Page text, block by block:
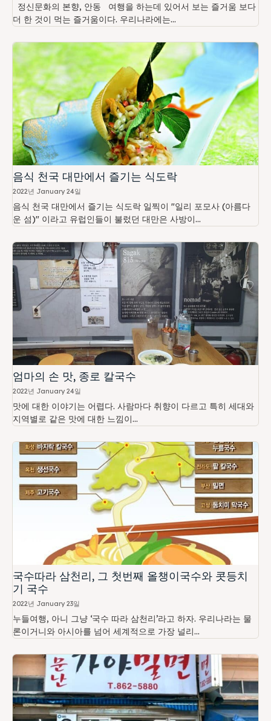
정신문화의 본향, 안동 여행을 하는데 있어서 보는 즐거움 보다
더 한 것이 먹는 즐거움이다. 우리나라에는...
음식 천국 대만에서 즐기는 식도락
2022년 January 24일
음식 천국 대만에서 즐기는 식도락 일찍이 "일리 포모사 (아름다
운 섬)" 이라고 유럽인들이 불렀던 대만은 사방이...
엄마의 손 맛, 종로 칼국수
2022년 January 24일
맛에 대한 이야기는 어렵다. 사람마다 취향이 다르고 특히 세대와
지역별로 같은 맛에 대한 느낌이...
국수따라 삼천리, 그 첫번째 올챙이국수와 콧등치
기 국수
2022년 January 23일
누들여행, 아니 그냥 ‘국수 따라 삼천리’라고 하자. 우리나라는 물
론이거니와 아시아를 넘어 세계적으로 가장 널리...